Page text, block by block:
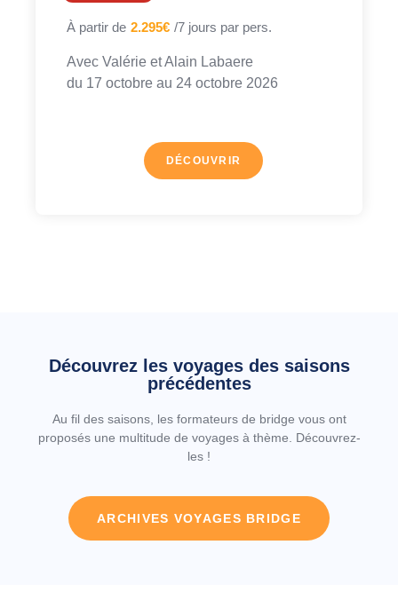
À partir de 2.295€ /7 jours par pers.
Avec Valérie et Alain Labaere
du 17 octobre au 24 octobre 2026
DÉCOUVRIR
Découvrez les voyages des saisons
précédentes
Au fil des saisons, les formateurs de bridge vous ont
proposés une multitude de voyages à thème. Découvrez-
les !
ARCHIVES VOYAGES BRIDGE